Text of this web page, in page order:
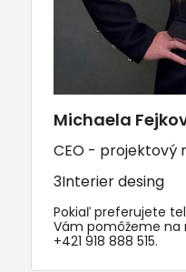
Michaela
CEO - projektový
3Interier desing
Pokiaľ preferujete
Vám pomôžeme na
+421 918 888 515.